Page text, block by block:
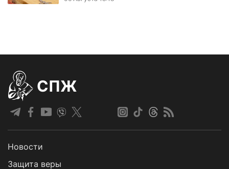
СПЖ
Новости
Защита веры